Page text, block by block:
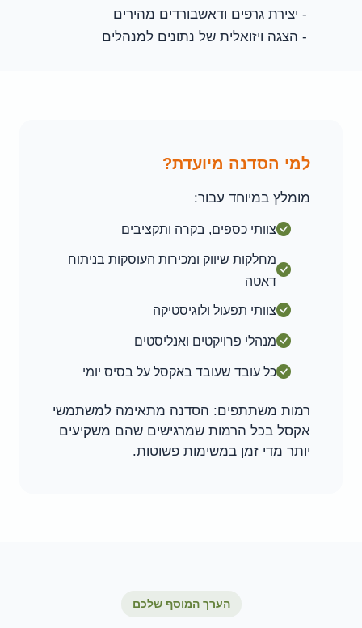
- יצירת גרפים ודאשבורדים מהירים
- הצגה ויזואלית של נתונים למנהלים
למי הסדנה מיועדת?
מומלץ במיוחד עבור:
צוותי כספים, בקרה ותקציבים
מחלקות שיווק ומכירות העוסקות בניתוח
דאטה
צוותי תפעול ולוגיסטיקה
מנהלי פרויקטים ואנליסטים
כל עובד שעובד באקסל על בסיס יומי
רמות משתתפים: הסדנה מתאימה למשתמשי
אקסל בכל הרמות שמרגישים שהם משקיעים
יותר מדי זמן במשימות פשוטות.
הערך המוסף שלכם